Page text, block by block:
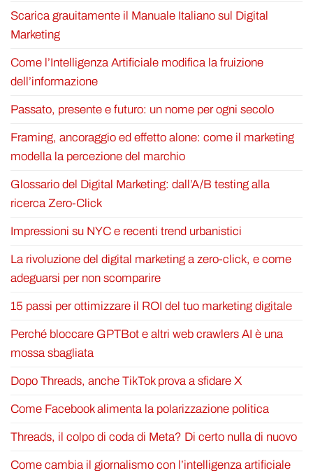
Scarica grauitamente il Manuale Italiano sul Digital
Marketing
Come l’Intelligenza Artificiale modifica la fruizione
dell’informazione
Passato, presente e futuro: un nome per ogni secolo
Framing, ancoraggio ed effetto alone: come il marketing
modella la percezione del marchio
Glossario del Digital Marketing: dall’A/B testing alla
ricerca Zero-Click
Impressioni su NYC e recenti trend urbanistici
La rivoluzione del digital marketing a zero-click, e come
adeguarsi per non scomparire
15 passi per ottimizzare il ROI del tuo marketing digitale
Perché bloccare GPTBot e altri web crawlers AI è una
mossa sbagliata
Dopo Threads, anche TikTok prova a sfidare X
Come Facebook alimenta la polarizzazione politica
Threads, il colpo di coda di Meta? Di certo nulla di nuovo
Come cambia il giornalismo con l’intelligenza artificiale